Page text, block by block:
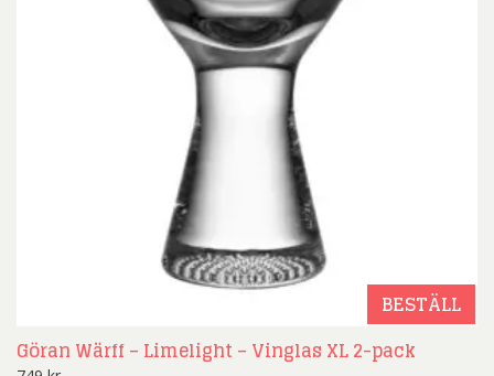
BESTÄLL
Göran Wärff – Limelight – Vinglas XL 2-pack